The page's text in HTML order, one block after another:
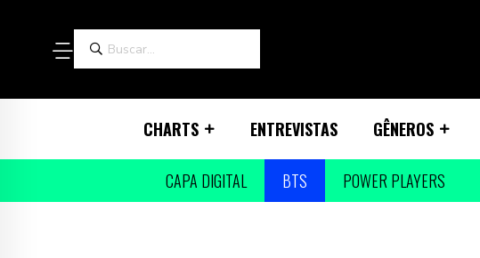
CHARTS ENTREVISTAS GÊNEROS
CAPA DIGITAL BTS POWER PLAYERS